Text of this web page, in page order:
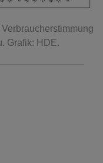
Grafik: HDE.